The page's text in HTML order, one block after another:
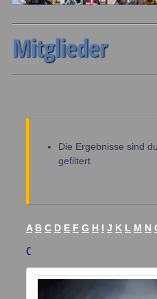
Mitglieder
Die Ergebnisse sind
gefiltert
A B C D E F G H I J K L M N
C